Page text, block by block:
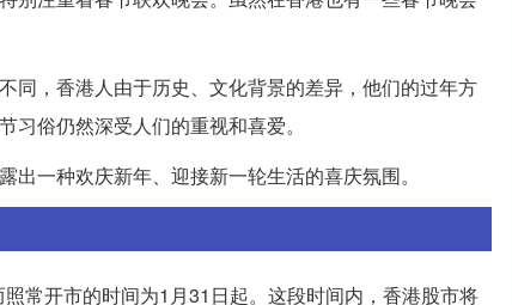
同，香港人由于历史、文化背景的差异，他们的过年方
俗仍然深受人们的重视和喜爱。
一种欢庆新年、迎接新一轮生活的喜庆氛围。
常开市的时间为1月31日起。这段时间内，香港股市将